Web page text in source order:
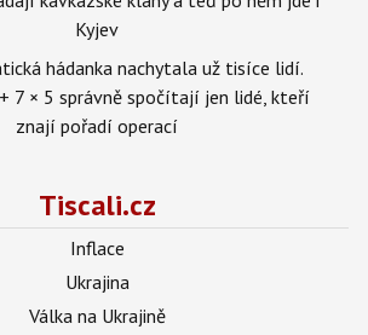
Kyjev
hádanka nachytala už tisíce lidí.
7 × 5 správně spočítají jen lidé, kteří
znají pořadí operací
Tiscali.cz
Inflace
Ukrajina
Válka na Ukrajině